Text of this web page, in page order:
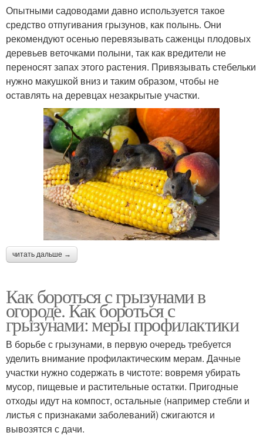
Опытными садоводами давно используется такое
средство отпугивания грызунов, как полынь. Они
рекомендуют осенью перевязывать саженцы плодовых
деревьев веточками полыни, так как вредители не
переносят запах этого растения. Привязывать стебельки
нужно макушкой вниз и таким образом, чтобы не
оставлять на деревцах незакрытые участки.
читать дальше →
Как бороться с грызунами в
огороде. Как бороться с
грызунами: меры профилактики
В борьбе с грызунами, в первую очередь требуется
уделить внимание профилактическим мерам. Дачные
участки нужно содержать в чистоте: вовремя убирать
мусор, пищевые и растительные остатки. Пригодные
отходы идут на компост, остальные (например стебли и
листья с признаками заболеваний) сжигаются и
вывозятся с дачи.